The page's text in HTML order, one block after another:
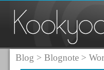
Blog > Blognote>